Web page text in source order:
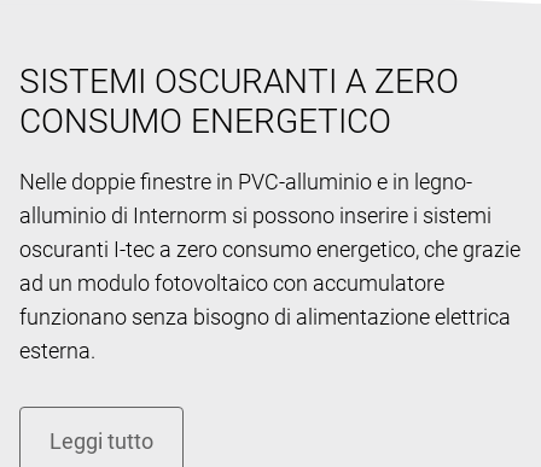
SISTEMI OSCURANTI A ZERO
CONSUMO ENERGETICO
Nelle doppie finestre in PVC-alluminio e in legno-
alluminio di Internorm si possono inserire i sistemi
oscuranti I-tec a zero consumo energetico, che grazie
ad un modulo fotovoltaico con accumulatore
funzionano senza bisogno di alimentazione elettrica
esterna.